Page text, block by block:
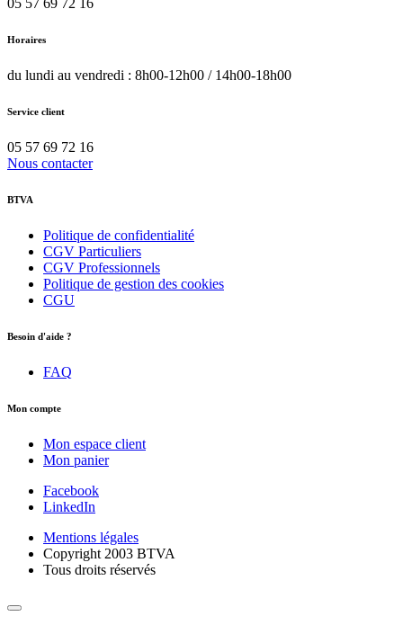
05 57 69 72 16
Horaires
du lundi au vendredi : 8h00-12h00 / 14h00-18h00
Service client
05 57 69 72 16
Nous contacter
BTVA
Politique de confidentialité
CGV Particuliers
CGV Professionnels
Politique de gestion des cookies
CGU
Besoin d'aide ?
FAQ
Mon compte
Mon espace client
Mon panier
Facebook
LinkedIn
Mentions légales
Copyright 2003 BTVA
Tous droits réservés